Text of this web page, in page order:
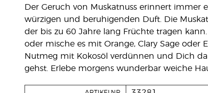
Der Geruch von Muskatnuss erinnert immer
würzigen und beruhigenden Duft. Die
der bis zu 60 Jahre lang Früchte tragen
oder mische es mit Orange, Clary Sage oder
Nutmeg mit Kokosöl verdünnen und Dich
gehst. Erlebe morgens wunderbar weiche